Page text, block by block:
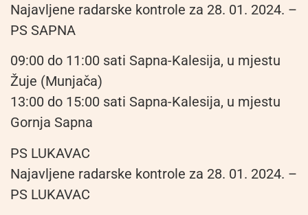
Najavljene radarske kontrole za 28. 01. 2024. –
PS SAPNA
09:00 do 11:00 sati Sapna-Kalesija, u mjestu
Žuje (Munjača)
13:00 do 15:00 sati Sapna-Kalesija, u mjestu
Gornja Sapna
PS LUKAVAC
Najavljene radarske kontrole za 28. 01. 2024. –
PS LUKAVAC